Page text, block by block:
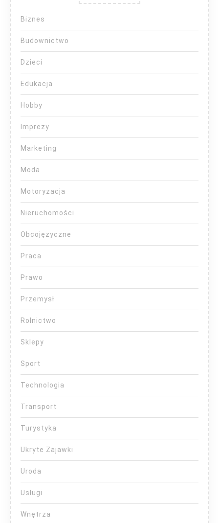
Biznes
Budownictwo
Dzieci
Edukacja
Hobby
Imprezy
Marketing
Moda
Motoryzacja
Nieruchomości
Obcojęzyczne
Praca
Prawo
Przemysł
Rolnictwo
Sklepy
Sport
Technologia
Transport
Turystyka
Ukryte Zajawki
Uroda
Usługi
Wnętrza